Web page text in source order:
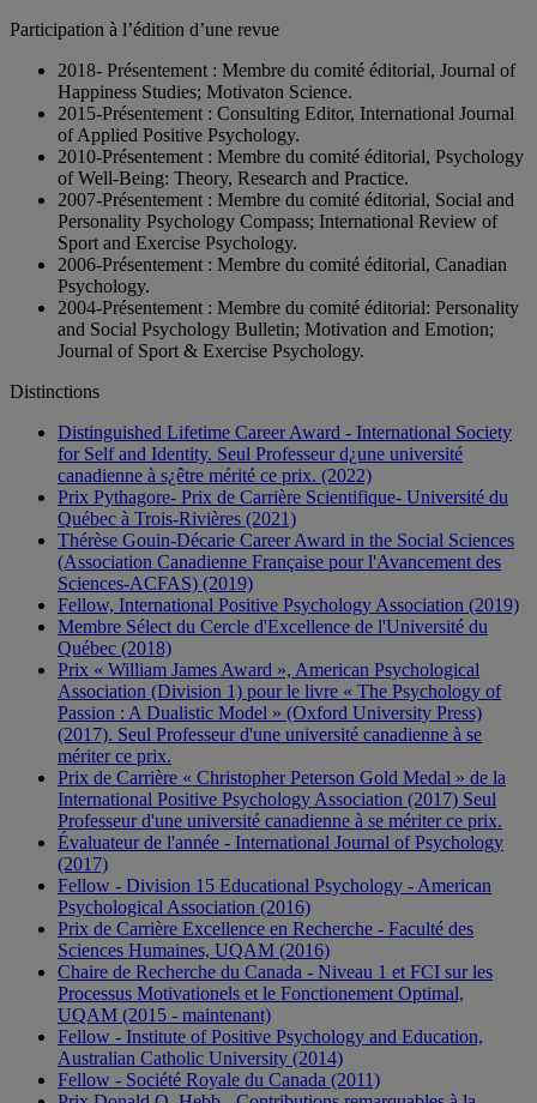
Participation à l’édition d’une revue
2018- Présentement : Membre du comité éditorial, Journal of
Happiness Studies; Motivaton Science.
2015-Présentement : Consulting Editor, International Journal
of Applied Positive Psychology.
2010-Présentement : Membre du comité éditorial, Psychology
of Well-Being: Theory, Research and Practice.
2007-Présentement : Membre du comité éditorial, Social and
Personality Psychology Compass; International Review of
Sport and Exercise Psychology.
2006-Présentement : Membre du comité éditorial, Canadian
Psychology.
2004-Présentement : Membre du comité éditorial: Personality
and Social Psychology Bulletin; Motivation and Emotion;
Journal of Sport & Exercise Psychology.
Distinctions
Distinguished Lifetime Career Award - International Society
for Self and Identity. Seul Professeur d¿une université
canadienne à s¿être mérité ce prix. (2022)
Prix Pythagore- Prix de Carrière Scientifique- Université du
Québec à Trois-Rivières (2021)
Thérèse Gouin-Décarie Career Award in the Social Sciences
(Association Canadienne Française pour l'Avancement des
Sciences-ACFAS) (2019)
Fellow, International Positive Psychology Association (2019)
Membre Sélect du Cercle d'Excellence de l'Université du
Québec (2018)
Prix « William James Award », American Psychological
Association (Division 1) pour le livre « The Psychology of
Passion : A Dualistic Model » (Oxford University Press)
(2017). Seul Professeur d'une université canadienne à se
mériter ce prix.
Prix de Carrière « Christopher Peterson Gold Medal » de la
International Positive Psychology Association (2017) Seul
Professeur d'une université canadienne à se mériter ce prix.
Évaluateur de l'année - International Journal of Psychology
(2017)
Fellow - Division 15 Educational Psychology - American
Psychological Association (2016)
Prix de Carrière Excellence en Recherche - Faculté des
Sciences Humaines, UQAM (2016)
Chaire de Recherche du Canada - Niveau 1 et FCI sur les
Processus Motivationels et le Fonctionement Optimal,
UQAM (2015 - maintenant)
Fellow - Institute of Positive Psychology and Education,
Australian Catholic University (2014)
Fellow - Société Royale du Canada (2011)